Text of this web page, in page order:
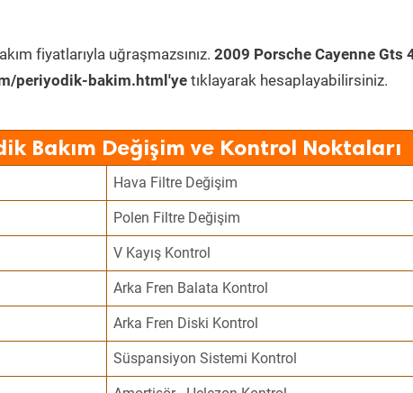
fiyatlarıyla uğraşmazsınız. 2009 Porsche Cayenne Gts
periyodik-bakim.html'ye tıklayarak hesaplayabilirsiniz.
Bakım Değişim ve Kontrol Noktaları
Hava Filtre Değişim
Polen Filtre Değişim
V Kayış Kontrol
Arka Fren Balata Kontrol
Arka Fren Diski Kontrol
Süspansiyon Sistemi Kontrol